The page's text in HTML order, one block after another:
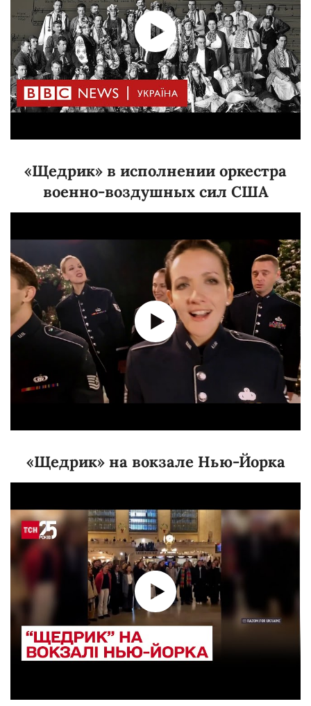
«Щедрик» в исполнении оркестра
военно-воздушных сил США
«Щедрик» на вокзале Нью-Йорка